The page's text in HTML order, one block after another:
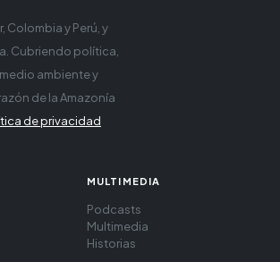
Colombia y Perú, y
Cubriendo política,
ambiente y
de la Amazonía
de privacidad
MULTIMEDIA
Podcasts
Multimedia
Historias